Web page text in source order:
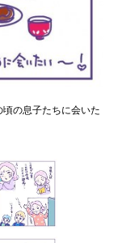
の息子たちに会いた